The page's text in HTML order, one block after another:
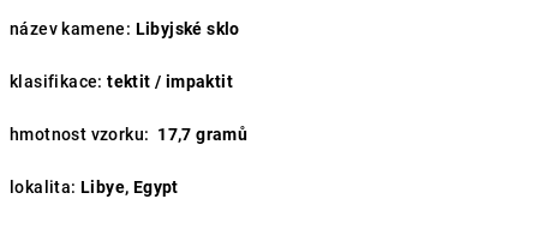
název kamene: Libyjské sklo
klasifikace: tektit / impaktit
hmotnost vzorku: 17,7 gramů
lokalita: Libye, Egypt